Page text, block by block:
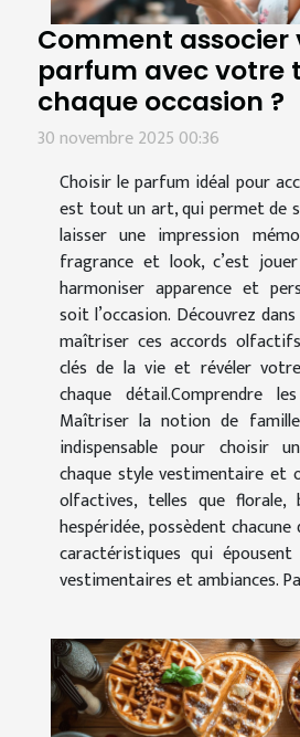
Comment associer
parfum avec votre
chaque occasion ?
30 novembre 2025 00:36
Choisir le parfum idéal pour
est tout un art, qui permet de
laisser une impression
fragrance et look, c’est
harmoniser apparence et
soit l’occasion. Découvrez
maîtriser ces accords
clés de la vie et révéler
chaque détail.Comprendre
Maîtriser la notion de
indispensable pour choisir
chaque style vestimentaire et
olfactives, telles que florale,
hespéridée, possèdent
caractéristiques qui
vestimentaires et ambiances.